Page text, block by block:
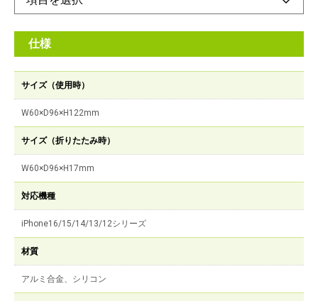
仕様
サイズ（使用時）
W60×D96×H122mm
サイズ（折りたたみ時）
W60×D96×H17mm
対応機種
iPhone16/15/14/13/12シリーズ
材質
アルミ合金、シリコン